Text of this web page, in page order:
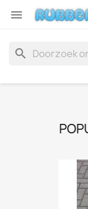

search